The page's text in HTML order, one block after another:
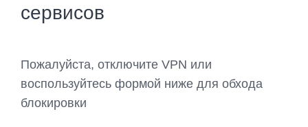
сервисов
Пожалуйста, отключите VPN или
воспользуйтесь формой ниже для обхода
блокировки